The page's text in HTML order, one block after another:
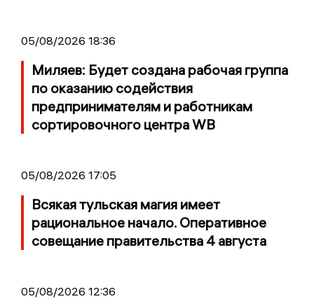
05/08/2026 18:36
Миляев: Будет создана рабочая группа
по оказанию содействия
предпринимателям и работникам
сортировочного центра WB
05/08/2026 17:05
Всякая тульская магия имеет
рациональное начало. Оперативное
совещание правительства 4 августа
05/08/2026 12:36